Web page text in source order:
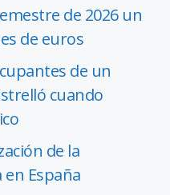
de 2026 un
de euros
de un
cuando
de la
España